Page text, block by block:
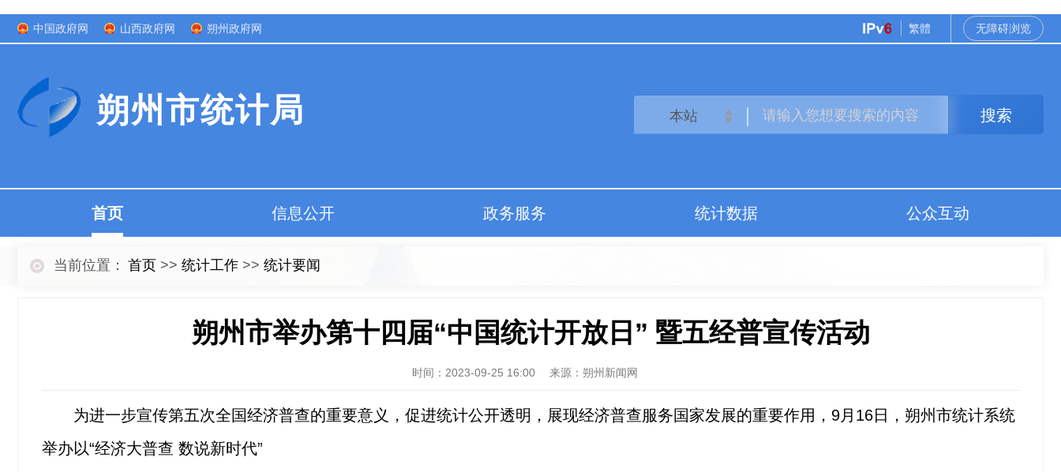
中国政府网 山西政府网 朔州政府网 繁體 无障碍浏览
朔州市统计局 搜索
首页 信息公开 政务服务 统计数据 公众互动
当前位置： 首页 >> 统计工作 >> 统计要闻
朔州市举办第十四届“中国统计开放日” 暨五经普宣传活动
时间： 2023-09-25 16:00 来源： 朔州新闻网
为进一步宣传第五次全国经济普查的重要意义，促进统计公开透明，展现经济普查服务国家发展的重要作用，9月16日，朔州市统计系统
举办以“经济大普查 数说新时代”